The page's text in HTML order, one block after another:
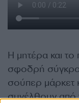
Η μητέρα και το
σφοδρή
σούπερ μάρκετ
συνέλθουν από